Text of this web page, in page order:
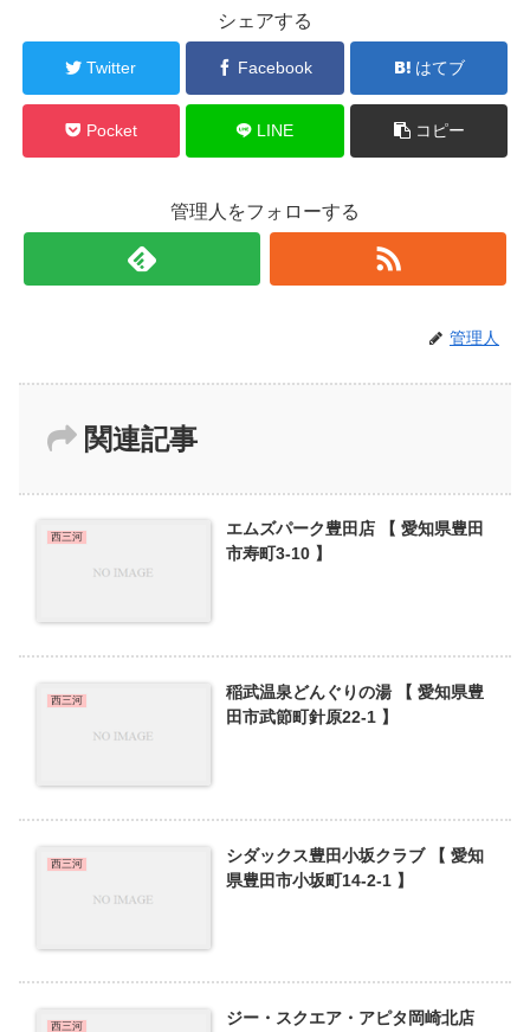
シェアする
Twitter Facebook はてブ
Pocket LINE コピー
管理人をフォローする
管理人
関連記事
西三河
エムズパーク豊田店 【 愛知県豊田
市寿町3-10 】
西三河
稲武温泉どんぐりの湯 【 愛知県豊
田市武節町針原22-1 】
西三河
シダックス豊田小坂クラブ 【 愛知
県豊田市小坂町14-2-1 】
西三河
ジー・スクエア・アピタ岡崎北店